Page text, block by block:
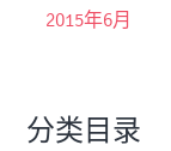
2015年6月
分类目录